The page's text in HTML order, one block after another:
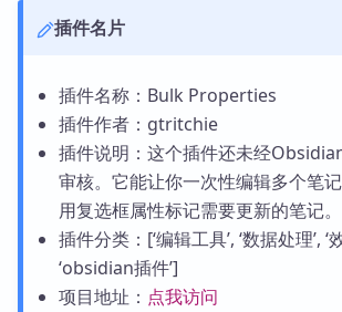
插件名片
插件名称：Bulk Properties
插件作者：gtritchie
插件说明：这个插件还未经
审核。它能让你一次性编辑多个笔
用复选框属性标记需要更新的笔记。
插件分类：[‘编辑工具’, ‘数据处理’, ‘
‘obsidian插件’]
项目地址： 点我访问